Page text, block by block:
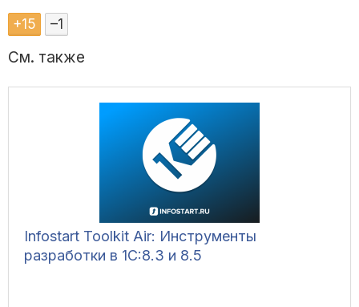
+15 –1
См. также
Infostart Toolkit Air: Инструменты
разработки в 1С:8.3 и 8.5